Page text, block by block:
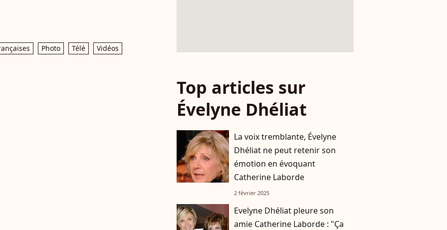
Photo Télé
Vidéos
Top articles sur
Évelyne Dhéliat
La voix tremblante, Évelyne
Dhéliat ne peut retenir son
émotion en évoquant
Catherine Laborde
2 février 2025
Evelyne Dhéliat pleure son
amie Catherine Laborde : "Ça